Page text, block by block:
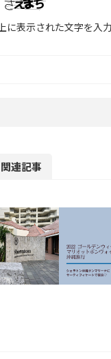
上に表示された文字を入
関連記事